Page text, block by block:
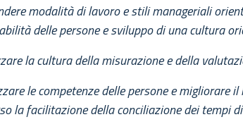
modalità di lavoro e stili manageriali
delle persone e sviluppo di una cultura
la cultura della misurazione e della
le competenze delle persone e migliorare
la facilitazione della conciliazione dei tempi